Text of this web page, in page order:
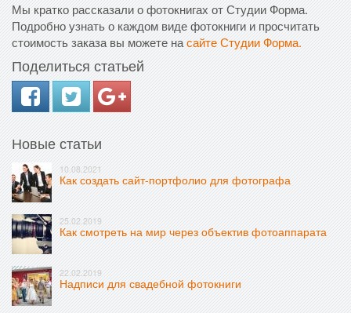
Мы кратко рассказали о фотокнигах от Студии Форма.
Подробно узнать о каждом виде фотокниги и просчитать
стоимость заказа вы можете насайте Студии Форма.
Поделиться статьей
Новые статьи
10.08.2021
Как создать сайт-портфолио для фотографа
25.02.2019
Как смотреть на мир через объектив фотоаппарата
22.02.2019
Надписи для свадебной фотокниги